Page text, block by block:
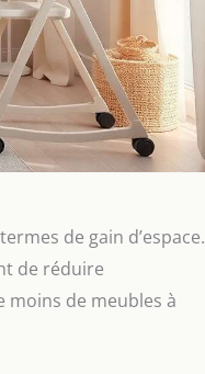
de gain d’espace.
de réduire
moins de meubles à